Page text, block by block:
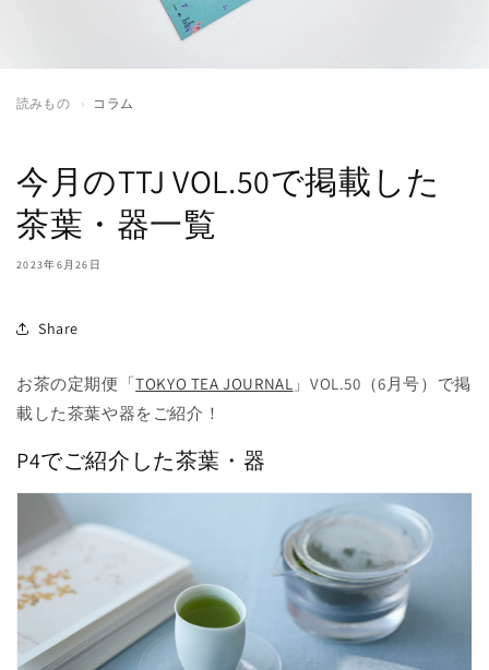
読みもの › コラム
今月のTTJ VOL.50で掲載した
茶葉・器一覧
2023年6月26日
Share
お茶の定期便「TOKYO TEA JOURNAL 」VOL.50（6月号）で掲
載した茶葉や器をご紹介！
P4でご紹介した茶葉・器